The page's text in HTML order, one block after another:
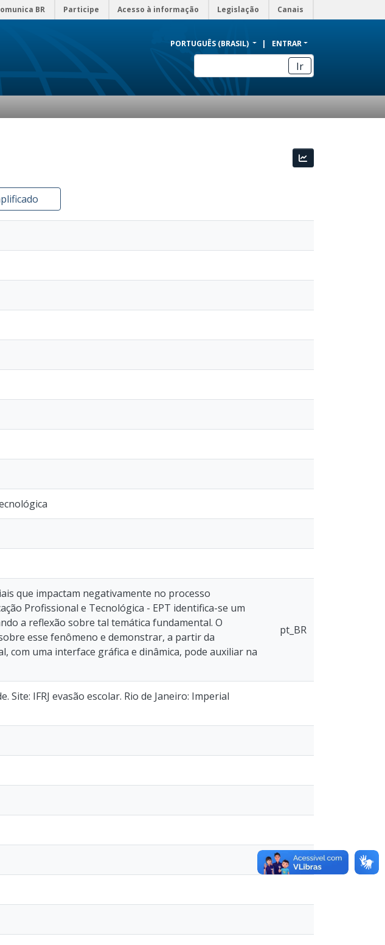
BR Participe Acesso à informação Legislação Canais
PORTUGUÊS (BRASIL) ENTRAR
Ir
que impactam negativamente no processo
Profissional e Tecnológica - EPT identifica-se um
a reflexão sobre tal temática fundamental. O
esse fenômeno e demonstrar, a partir da
com uma interface gráfica e dinâmica, pode auxiliar na
pt_BR
Site: IFRJ evasão escolar. Rio de Janeiro: Imperial